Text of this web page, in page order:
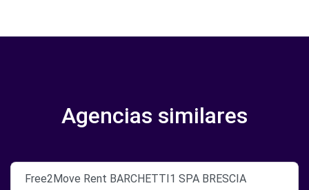
Agencias similares
Free2Move Rent BARCHETTI1 SPA BRESCIA